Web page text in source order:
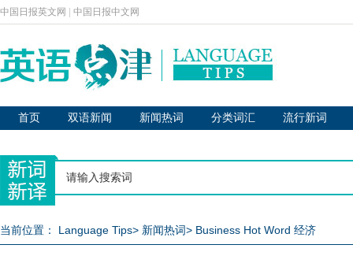
中国日报英文网 中国日报中文网
首页 双语新闻 新闻热词 分类词汇 流行新词
当前位置： Language Tips> 新闻热词> Business Hot Word 经济